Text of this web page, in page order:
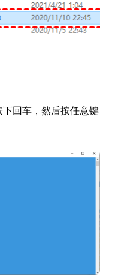
回车，然后按任意键